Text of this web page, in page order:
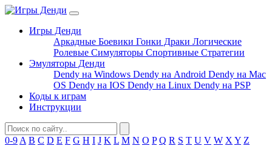
Игры Денди
Аркадные Боевики Гонки Драки Логические
Ролевые Симуляторы Спортивные Стратегии
Эмуляторы Денди
Dendy на Windows Dendy на Android Dendy на Mac
OS Dendy на IOS Dendy на Linux Dendy на PSP
Коды к играм
Инструкции
0-9 A B C D E F G H I J K L M N O P Q R S T U V W X Y Z